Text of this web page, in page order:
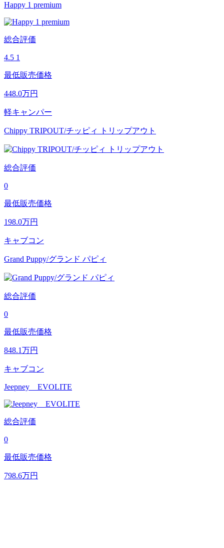
Happy 1 premium
総合評価
4.5 1
最低販売価格
448.0万円
軽キャンパー
Chippy TRIPOUT/チッピィ トリップアウト
総合評価
0
最低販売価格
198.0万円
キャブコン
Grand Puppy/グランド パピィ
総合評価
0
最低販売価格
848.1万円
キャブコン
Jeepney EVOLITE
総合評価
0
最低販売価格
798.6万円